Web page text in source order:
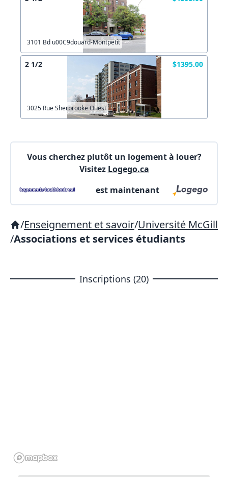
3101 Bd u00C9douard-Montpetit
2 1/2 $1395.00
3025 Rue Sherbrooke Ouest
Vous cherchez plutôt un logement à louer?
Visitez Logego.ca
est maintenant
/Enseignement et savoir/Université McGill
/Associations et services étudiants
Inscriptions (20)
X Fermer
Commentaires:
Lien vers inscription (sera inclus dans courriel)
Copier lien
X Fermer